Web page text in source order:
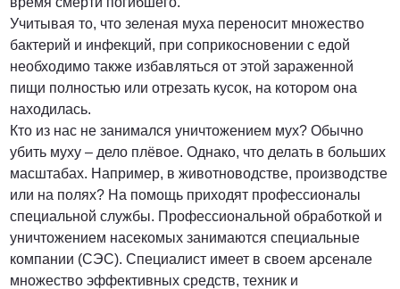
Учитывая то, что зеленая муха переносит множество
бактерий и инфекций, при соприкосновении с едой
необходимо также избавляться от этой зараженной
пищи полностью или отрезать кусок, на котором она
находилась.
Кто из нас не занимался уничтожением мух? Обычно
убить муху – дело плёвое. Однако, что делать в больших
масштабах. Например, в животноводстве, производстве
или на полях? На помощь приходят профессионалы
специальной службы. Профессиональной обработкой и
уничтожением насекомых занимаются специальные
компании (СЭС). Специалист имеет в своем арсенале
множество эффективных средств, техник и